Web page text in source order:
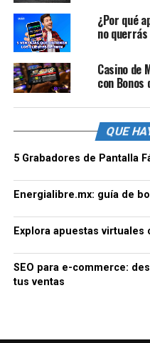
¿Por qué
no
Casino de
con Bonos
QUE
5 Grabadores de Pantalla
Energialibre.mx: guía de
Explora apuestas virtuales
SEO para e-commerce:
tus ventas